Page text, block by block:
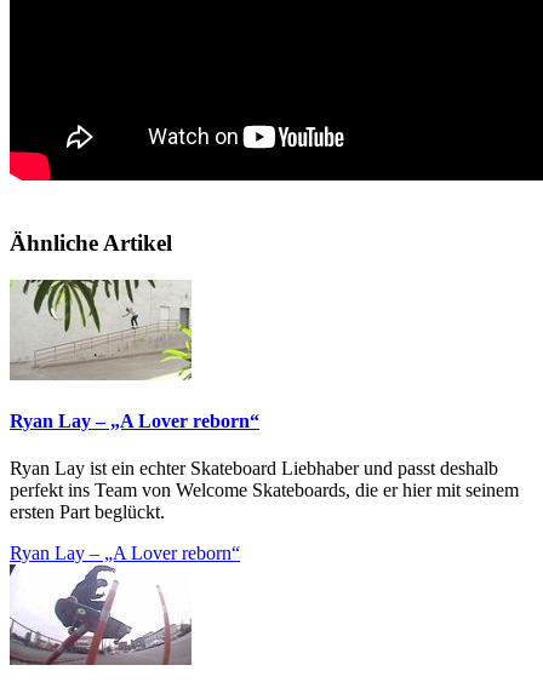
Ähnliche Artikel
Ryan Lay – „A Lover reborn“
Ryan Lay ist ein echter Skateboard Liebhaber und passt deshalb
perfekt ins Team von Welcome Skateboards, die er hier mit seinem
ersten Part beglückt.
Ryan Lay – „A Lover reborn“